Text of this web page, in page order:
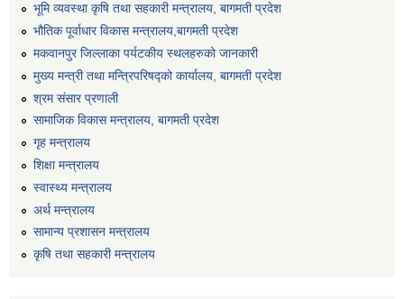
भूमि व्यवस्था कृषि तथा सहकारी मन्त्रालय, बागमती प्रदेश
भौतिक पूर्वाधार विकास मन्त्रालय,बागमती प्रदेश
मकवानपुर जिल्लाका पर्यटकीय स्थलहरुको जानकारी
मुख्य मन्त्री तथा मन्त्रिपरिषद्को कार्यालय, बागमती प्रदेश
श्रम संसार प्रणाली
सामाजिक विकास मन्त्रालय, बागमती प्रदेश
गृह मन्त्रालय
शिक्षा मन्त्रालय
स्वास्थ्य मन्त्रालय
अर्थ मन्त्रालय
सामान्य प्रशासन मन्त्रालय
कृषि तथा सहकारी मन्त्रालय